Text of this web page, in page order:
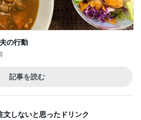
の行動
記事を読む
文しないと思ったドリンク